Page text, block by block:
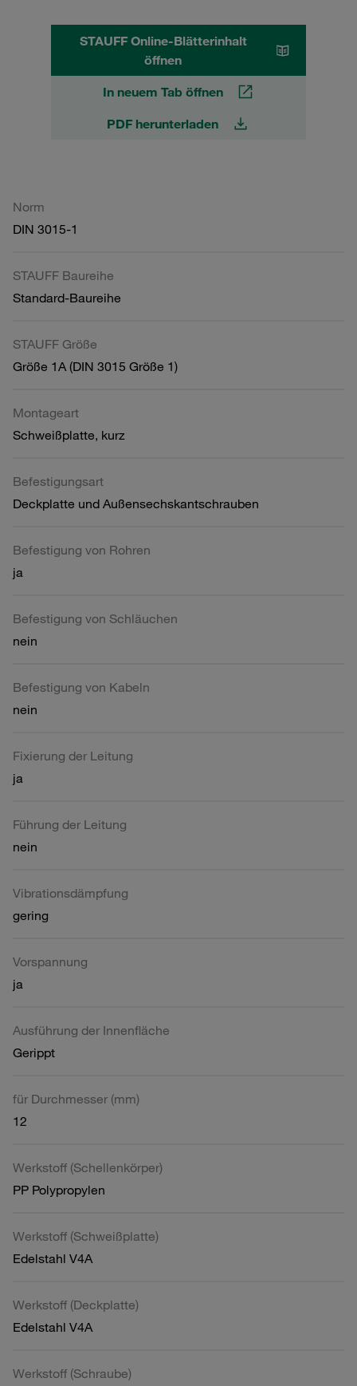
STAUFF Online-Blätterinhalt
öffnen
In neuem Tab öffnen
PDF herunterladen
Norm
DIN 3015-1
STAUFF Baureihe
Standard-Baureihe
STAUFF Größe
Größe 1A (DIN 3015 Größe 1)
Montageart
Schweißplatte, kurz
Befestigungsart
Deckplatte und Außensechskantschrauben
Befestigung von Rohren
ja
Befestigung von Schläuchen
nein
Befestigung von Kabeln
nein
Fixierung der Leitung
ja
Führung der Leitung
nein
Vibrationsdämpfung
gering
Vorspannung
ja
Ausführung der Innenfläche
Gerippt
für Durchmesser (mm)
12
Werkstoff (Schellenkörper)
PP Polypropylen
Werkstoff (Schweißplatte)
Edelstahl V4A
Werkstoff (Deckplatte)
Edelstahl V4A
Werkstoff (Schraube)